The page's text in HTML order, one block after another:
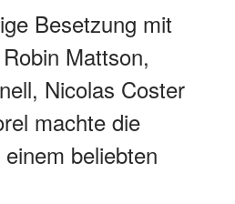
Besetzung mit
Mattson,
Nicolas Coster
machte die
beliebten